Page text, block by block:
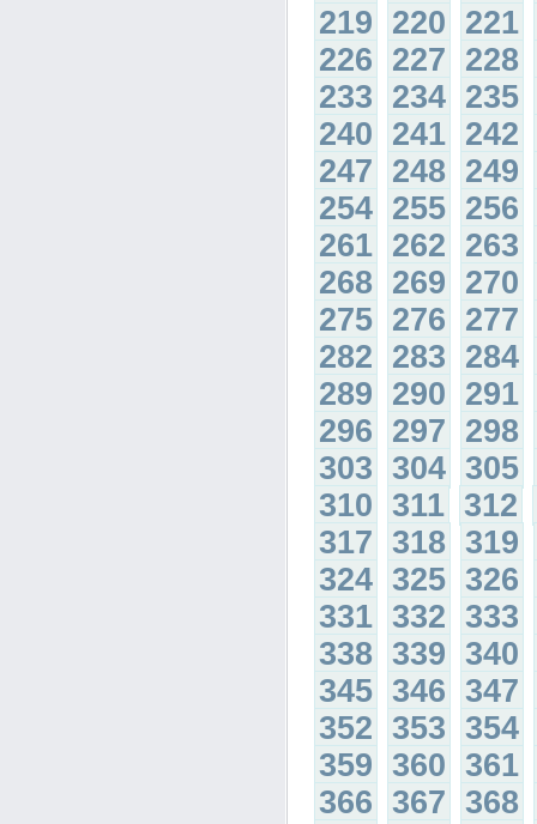
219 220 221
226 227 228
233 234 235
240 241 242
247 248 249
254 255 256
261 262 263
268 269 270
275 276 277
282 283 284
289 290 291
296 297 298
303 304 305
310 311 312
317 318 319
324 325 326
331 332 333
338 339 340
345 346 347
352 353 354
359 360 361
366 367 368